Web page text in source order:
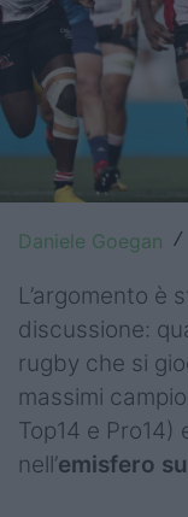
United
Top14
Premiership
Champions
Challenge
World Rugby
Rugby World
Super Rugby
Rugby in TV
Daniele Goegan /
L’argomento è
discussione:
rugby che si
massimi
Top14 e Pro14)
nell’emisfero